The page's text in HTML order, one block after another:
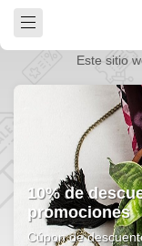
Este sitio
Cupón de
en toda la web
Cúpon de